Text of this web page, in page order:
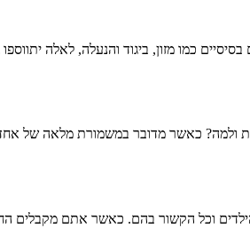
כמו מזון, ביגוד והנעלה, לאלה יתווספו
ולמה? כאשר מדובר במשמורת מלאה של
וכל הקשור בהם. כאשר אתם מקבלים